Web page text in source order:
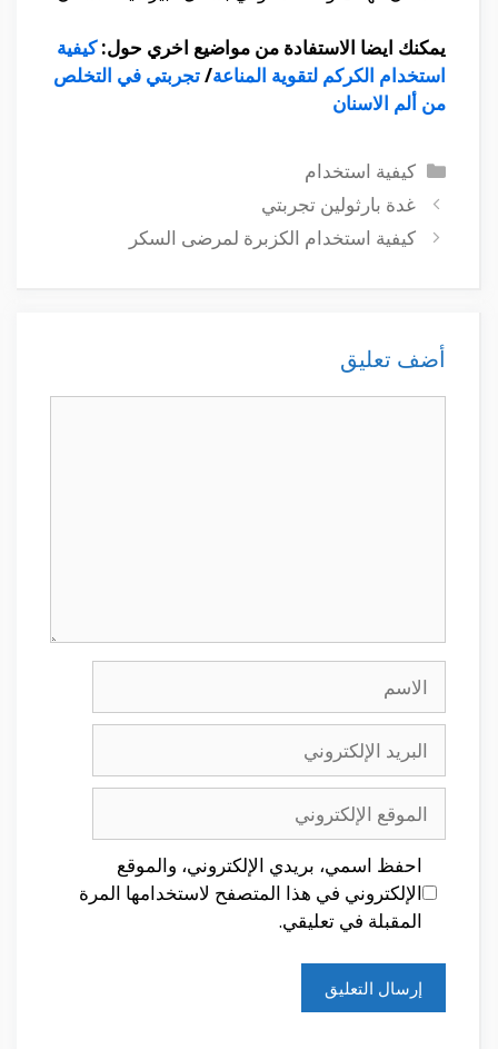
يمكنك ايضا الاستفادة من مواضيع اخري حول:كيفية
استخدام الكركم لتقوية المناعة/تجربتي في التخلص
من ألم الاسنان
التصنيفات
كيفية استخدام
غدة بارثولين تجربتي
كيفية استخدام الكزبرة لمرضى السكر
أضف تعليق
الاسم
البريد
الإلكتروني
الموقع
الإلكتروني
احفظ اسمي، بريدي الإلكتروني، والموقع
الإلكتروني في هذا المتصفح لاستخدامها المرة
المقبلة في تعليقي.